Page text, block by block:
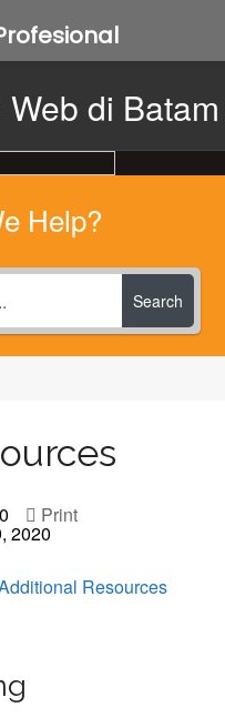
Help?
Search
2020
Print
Resources